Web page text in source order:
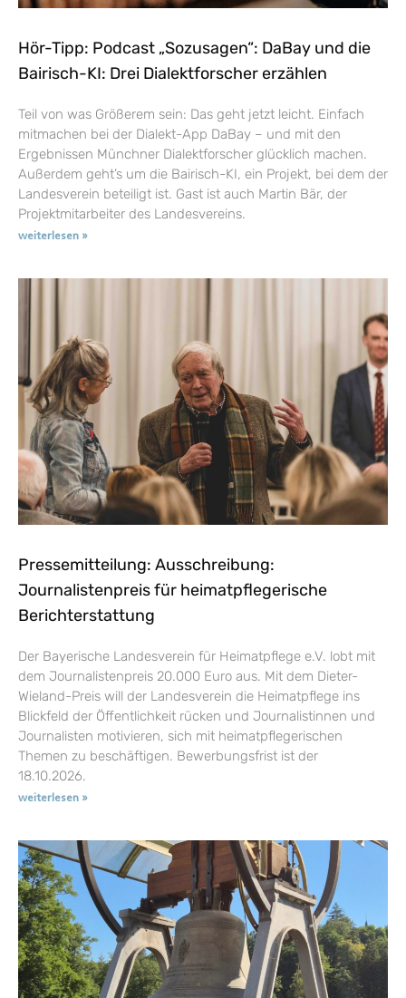
Hör-Tipp: Podcast „Sozusagen“: DaBay und die
Bairisch-KI: Drei Dialektforscher erzählen
Teil von was Größerem sein: Das geht jetzt leicht. Einfach
mitmachen bei der Dialekt-App DaBay – und mit den
Ergebnissen Münchner Dialektforscher glücklich machen.
Außerdem geht’s um die Bairisch-KI, ein Projekt, bei dem der
Landesverein beteiligt ist. Gast ist auch Martin Bär, der
Projektmitarbeiter des Landesvereins.
weiterlesen »
Pressemitteilung: Ausschreibung:
Journalistenpreis für heimatpflegerische
Berichterstattung
Der Bayerische Landesverein für Heimatpflege e.V. lobt mit
dem Journalistenpreis 20.000 Euro aus. Mit dem Dieter-
Wieland-Preis will der Landesverein die Heimatpflege ins
Blickfeld der Öffentlichkeit rücken und Journalistinnen und
Journalisten motivieren, sich mit heimatpflegerischen
Themen zu beschäftigen. Bewerbungsfrist ist der
18.10.2026.
weiterlesen »